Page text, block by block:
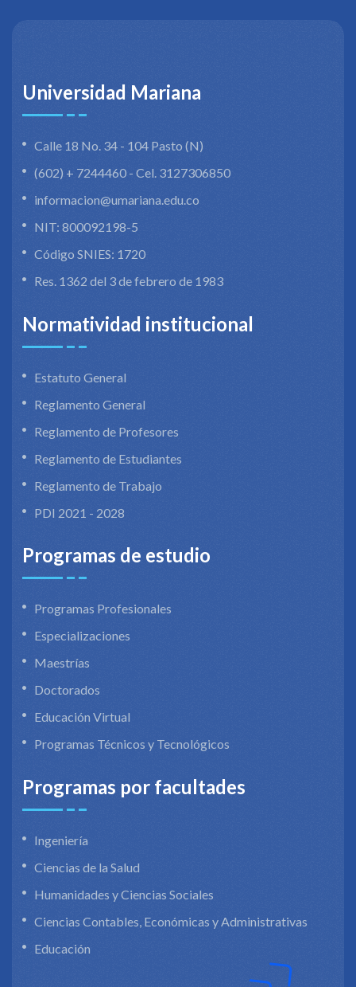
Universidad Mariana
Calle 18 No. 34 - 104 Pasto (N)
(602) + 7244460 - Cel. 3127306850
informacion@umariana.edu.co
NIT: 800092198-5
Código SNIES: 1720
Res. 1362 del 3 de febrero de 1983
Normatividad institucional
Estatuto General
Reglamento General
Reglamento de Profesores
Reglamento de Estudiantes
Reglamento de Trabajo
PDI 2021 - 2028
Programas de estudio
Programas Profesionales
Especializaciones
Maestrías
Doctorados
Educación Virtual
Programas Técnicos y Tecnológicos
Programas por facultades
Ingeniería
Ciencias de la Salud
Humanidades y Ciencias Sociales
Ciencias Contables, Económicas y Administrativas
Educación